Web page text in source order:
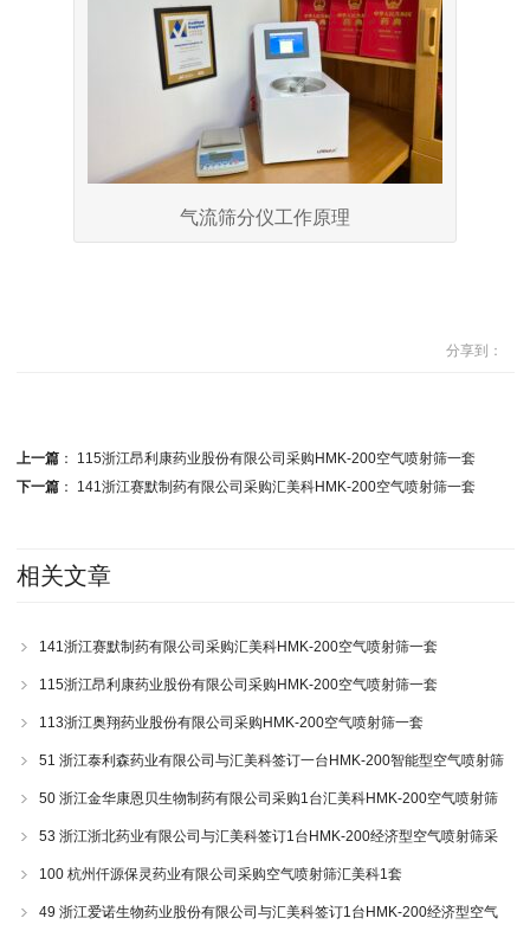
气流筛分仪工作原理
分享到：
上一篇：
115浙江昂利康药业股份有限公司采购HMK-200空气喷射筛一套
下一篇： 141浙江赛默制药有限公司采购汇美科HMK-200空气喷射筛一套
相关文章
141浙江赛默制药有限公司采购汇美科HMK-200空气喷射筛一套
115浙江昂利康药业股份有限公司采购HMK-200空气喷射筛一套
113浙江奥翔药业股份有限公司采购HMK-200空气喷射筛一套
51 浙江泰利森药业有限公司与汇美科签订一台HMK-200智能型空气喷射筛
采购协议
50 浙江金华康恩贝生物制药有限公司采购1台汇美科HMK-200空气喷射筛
53 浙江浙北药业有限公司与汇美科签订1台HMK-200经济型空气喷射筛采
购协议
100 杭州仟源保灵药业有限公司采购空气喷射筛汇美科1套
49 浙江爱诺生物药业股份有限公司与汇美科签订1台HMK-200经济型空气